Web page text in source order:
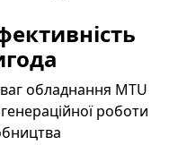
обладнання MTU
роботи